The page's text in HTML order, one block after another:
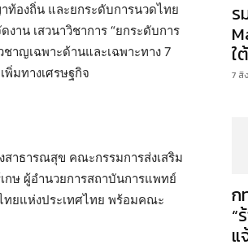
องถิ่น และยกระดับการนวดไทย
าน เสวนาวิชาการ “ยกระดับการ
าญเฉพาะด้านและเฉพาะทาง 7
มทางเศรษฐกิจ
าธารณสุข คณะกรรมการส่งเสริม
กษ ผู้อำนวยการสถาบันการแพทย์
ทยแห่งประเทศไทย พร้อมคณะ
ร
ใ
7 สิ
ก
“
แ